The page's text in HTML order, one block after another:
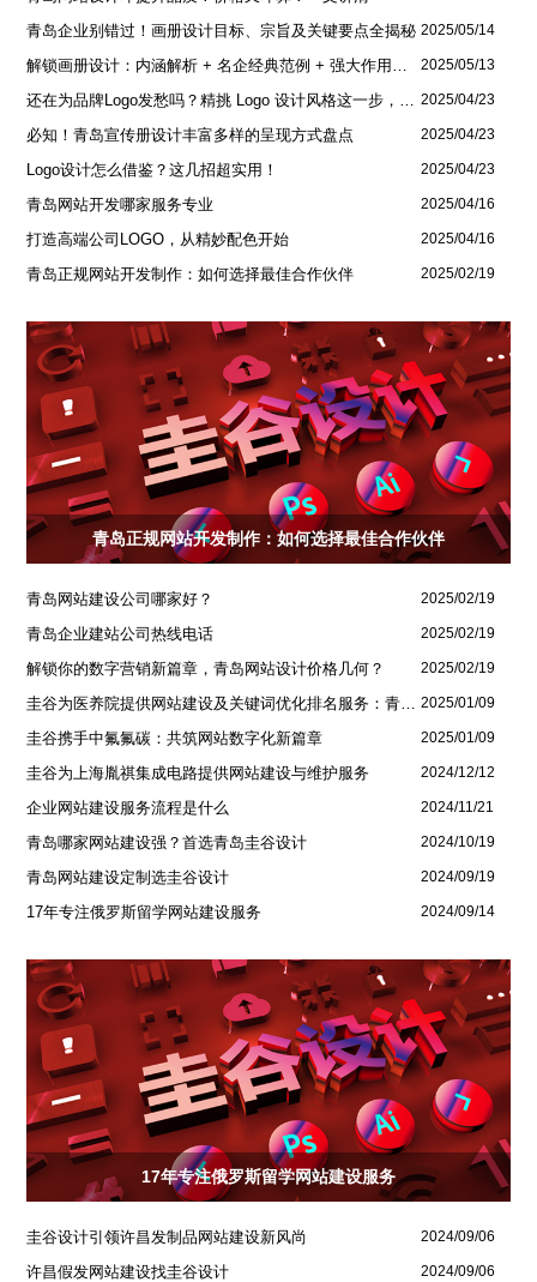
青岛企业别错过！画册设计目标、宗旨及关键要点全揭秘 2025/05/14
解锁画册设计：内涵解析 + 名企经典范例 + 强大作用全揭秘 2025/05/13
还在为品牌Logo发愁吗？精挑 Logo 设计风格这一步，轻松铸就独属于你的品牌魅力 2025/04/23
必知！青岛宣传册设计丰富多样的呈现方式盘点 2025/04/23
Logo设计怎么借鉴？这几招超实用！ 2025/04/23
青岛网站开发哪家服务专业 2025/04/16
打造高端公司LOGO，从精妙配色开始 2025/04/16
青岛正规网站开发制作：如何选择最佳合作伙伴 2025/02/19
青岛正规网站开发制作：如何选择最佳合作伙伴
青岛网站建设公司哪家好？ 2025/02/19
青岛企业建站公司热线电话 2025/02/19
解锁你的数字营销新篇章，青岛网站设计价格几何？ 2025/02/19
2025/01/09
圭谷携手中氟氟碳：共筑网站数字化新篇章 2025/01/09
圭谷为上海胤祺集成电路提供网站建设与维护服务 2024/12/12
企业网站建设服务流程是什么 2024/11/21
青岛哪家网站建设强？首选青岛圭谷设计 2024/10/19
青岛网站建设定制选圭谷设计 2024/09/19
17年专注俄罗斯留学网站建设服务 2024/09/14
17年专注俄罗斯留学网站建设服务
圭谷设计引领许昌发制品网站建设新风尚 2024/09/06
许昌假发网站建设找圭谷设计 2024/09/06